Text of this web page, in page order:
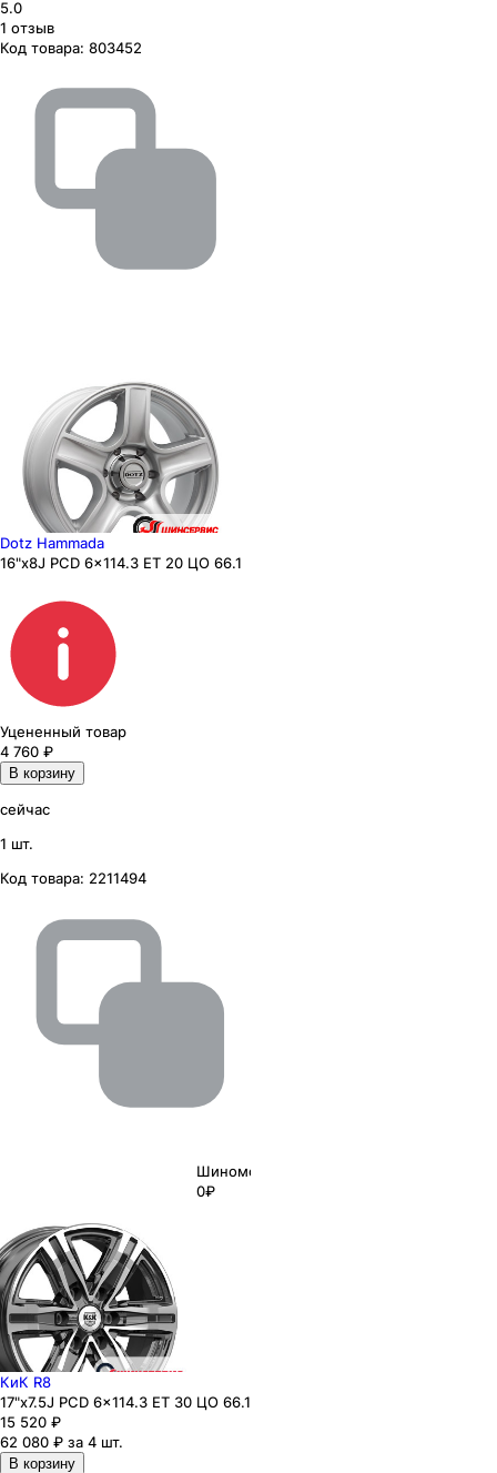
5.0
1 отзыв
Код товара: 803452
Dotz Hammada
16"x8J PCD 6x114.3 ЕТ 20 ЦО 66.1
Уцененный товар
4 760 ₽
В корзину
сейчас
1 шт.
Код товара: 2211494
Шиномонтаж
0₽
КиК R8
17"x7.5J PCD 6x114.3 ЕТ 30 ЦО 66.1
15 520 ₽
62 080 ₽ за 4 шт.
В корзину